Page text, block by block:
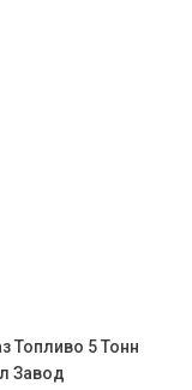
Топливо 5 Тонн
Завод